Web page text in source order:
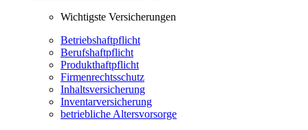
Wichtigste Versicherungen
Betriebshaftpflicht
Berufshaftpflicht
Produkthaftpflicht
Firmenrechtsschutz
Inhaltsversicherung
Inventarversicherung
betriebliche Altersvorsorge